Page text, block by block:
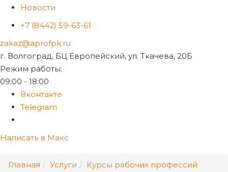
Новости
+7 (8442) 59-63-61
zakaz@aprofpk.ru
г. Волгоград, БЦ Европейский, ул. Ткачева, 20Б
Режим работы:
09:00 - 18:00
Вконтакте
Telegram
Написать в Макс
Главная Услуги
Курсы рабочих профессий